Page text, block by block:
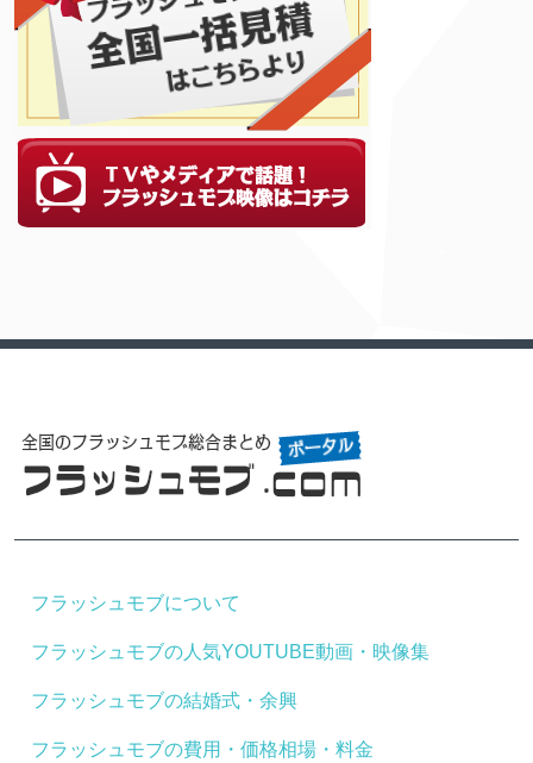
フラッシュモブについて
フラッシュモブの人気YOUTUBE動画・映像集
フラッシュモブの結婚式・余興
フラッシュモブの費用・価格相場・料金